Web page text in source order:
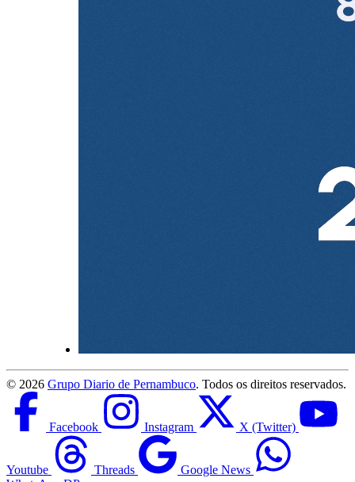
© 2026 Grupo Diario de Pernambuco. Todos os direitos reservados.
Facebook Instagram X (Twitter)
Youtube Threads
Google News